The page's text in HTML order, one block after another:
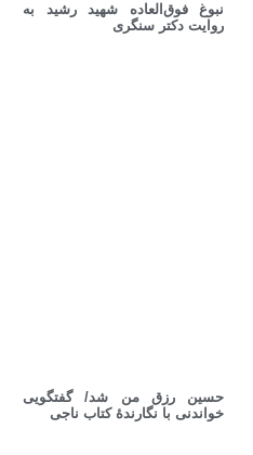
نبوغ فوق‌العاده‌ شهید رشید به
روایت دکتر سنگری
حسین رزق من شد/ گفتگویی
خواندنی با نگارندهٔ کتاب ناجی